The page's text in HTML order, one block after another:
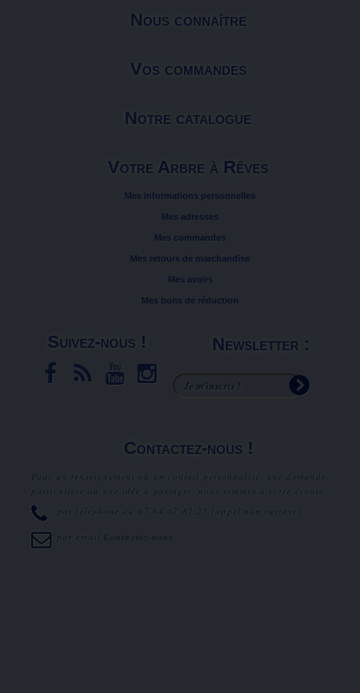
Nous connaître
Vos commandes
Notre catalogue
Votre Arbre à Rêves
Mes informations personnelles
Mes adresses
Mes commandes
Mes retours de marchandise
Mes avoirs
Mes bons de réduction
Suivez-nous ! Newsletter :
Contactez-nous !
Pour un renseignement ou un conseil personnalisé, une demande
particulière ou une idée à partager, nous sommes à votre écoute.
par téléphone au
07.64.07.81.25 (appel non surtaxé).
par email Contactez-nous